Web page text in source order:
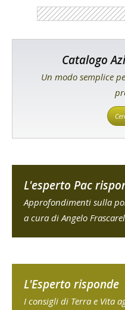
Catalogo
Un modo semplice
L'esperto Pac
Approfondimenti sulla
a cura di Angelo
L'Esperto risponde
I consigli di Terra e Vita